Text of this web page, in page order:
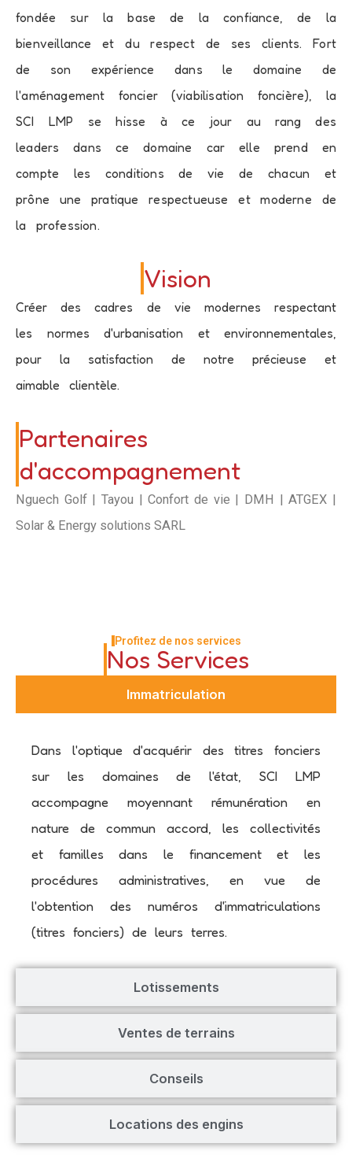
fondée sur la base de la confiance, de la
bienveillance et du respect de ses clients. Fort
de son expérience dans le domaine de
l'aménagement foncier (viabilisation foncière), la
SCI LMP se hisse à ce jour au rang des
leaders dans ce domaine car elle prend en
compte les conditions de vie de chacun et
prône une pratique respectueuse et moderne de
la profession.
Vision
Créer des cadres de vie modernes respectant
les normes d'urbanisation et environnementales,
pour la satisfaction de notre précieuse et
aimable clientèle.
Partenaires
d'accompagnement
Nguech Golf | Tayou | Confort de vie | DMH | ATGEX |
Solar & Energy solutions SARL
Profitez de nos services
Nos Services
Immatriculation
Lotissements
Ventes de terrains
Conseils
Locations des engins
Dans l'optique d'acquérir des titres fonciers
sur les domaines de l'état, SCI LMP
accompagne moyennant rémunération en
nature de commun accord, les collectivités
et familles dans le financement et les
procédures administratives, en vue de
l'obtention des numéros d'immatriculations
(titres fonciers) de leurs terres.